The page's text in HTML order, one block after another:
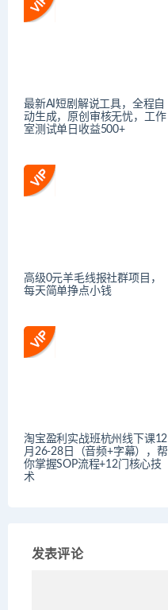
最新AI短剧解说工具，全程自
动生成，原创审核无忧，工作
室测试单日收益500+
高级0元羊毛线报社群项目，
每天简单挣点小钱
淘宝盈利实战班杭州线下课12
月26-28日（音频+字幕），帮
你掌握SOP流程+12门核心技
术
发表评论